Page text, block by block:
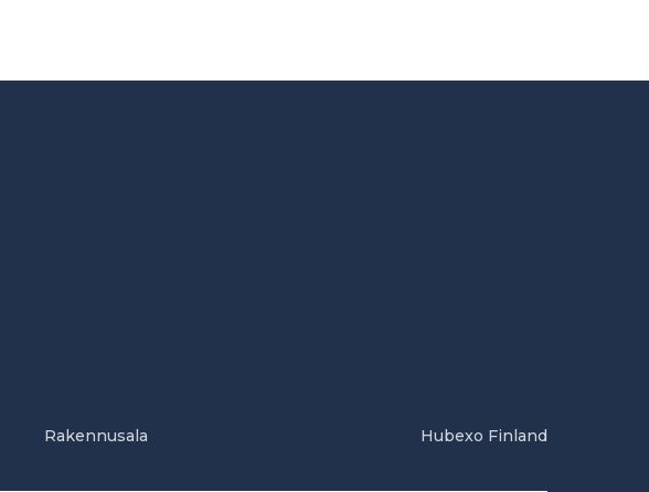
Rakennusala Hubexo Finland